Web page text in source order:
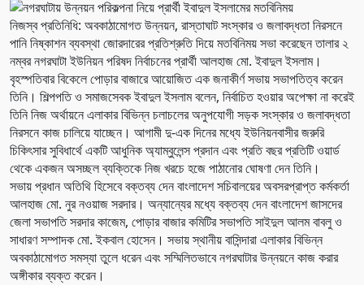
নিজস্ব প্রতিনিধি: অবকাঠামোগত উন্নয়ন, রাস্তাঘাট সংস্কার ও জলাবদ্ধতা নিরসনে
পানি নিষ্কাশন ব্যবস্থা জোরদারের প্রতিশ্রুতি দিয়ে মতবিনিময় সভা করেছেন তালার ২
নম্বর নগরঘাটা ইউনিয়ন পরিষদ নির্বাচনের প্রার্থী আলহাজ মো. ইবাদুল ইসলাম।
বৃহস্পতিবার বিকেলে পোড়ার বাজারে আয়োজিত এক জনাকীর্ণ সভায় সভাপতিত্ব করেন
তিনি। শিল্পপতি ও সমাজসেবক ইবাদুল ইসলাম বলেন, নির্বাচিত হওয়ার অপেক্ষা না করেই
তিনি নিজ অর্থায়নে এলাকার বিভিন্ন চলাচলের অনুপযোগী সড়ক সংস্কার ও জলাবদ্ধতা
নিরসনে কাজ চালিয়ে যাচ্ছেন। আগামী দু-এক দিনের মধ্যে ইউনিয়নবাসীর জরুরি
চিকিৎসার সুবিধার্থে একটি আধুনিক অ্যাম্বুলেন্স প্রদান এবং প্রতি বছর প্রতিটি ওয়ার্ড
থেকে একজন অসচ্ছল ব্যক্তিকে নিজ খরচে হজে পাঠানোর ঘোষণা দেন তিনি।
সভায় প্রধান অতিথি হিসেবে বক্তব্য দেন বাংলাদেশ সচিবালয়ের অবসরপ্রাপ্ত কর্মকর্তা
আলহাজ মো. নুর নওয়াজ সরদার। অন্যান্যের মধ্যে বক্তব্য দেন বাংলাদেশ জাসদের
জেলা সভাপতি সরদার কাজেম, পোড়ার বাজার কমিটির সভাপতি সাইদুল আলম বাবলু ও
সাধারণ সম্পাদক মো. ইকবাল হোসেন। সভায় স্থানীয় বাসিন্দারা এলাকার বিভিন্ন
অবকাঠামোগত সমস্যা তুলে ধরেন এবং সম্মিলিতভাবে নগরঘাটার উন্নয়নে কাজ করার
অঙ্গীকার ব্যক্ত করেন।